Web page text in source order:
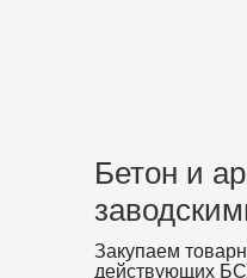
Бетон и
Закупаем
действующих